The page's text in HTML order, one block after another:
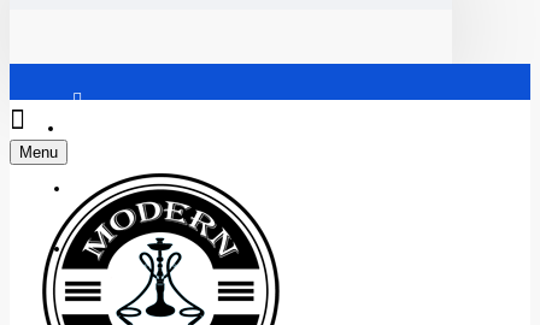
Регистрация
+38 (095) 945 04 33
Menu